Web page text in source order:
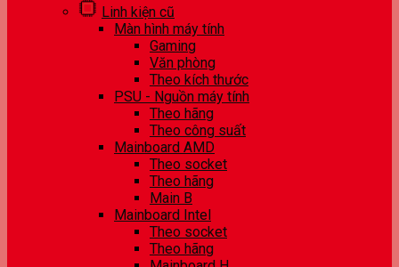
Linh kiện cũ
Màn hình máy tính
Gaming
Văn phòng
Theo kích thước
PSU - Nguồn máy tính
Theo hãng
Theo công suất
Mainboard AMD
Theo socket
Theo hãng
Main B
Mainboard Intel
Theo socket
Theo hãng